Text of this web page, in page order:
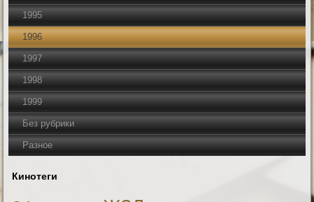
1995
1996
1997
1998
1999
Без рубрики
Разное
Кинотеги